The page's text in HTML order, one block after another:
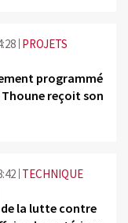
PROJETS
programmé
Thoune reçoit son
TECHNIQUE
de la lutte contre